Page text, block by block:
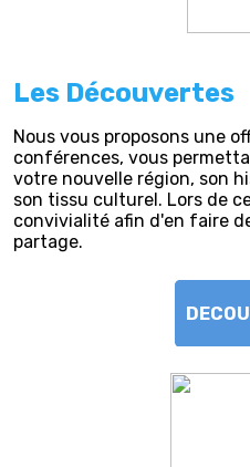
Les Découvertes
Nous vous proposons une
conférences, vous
votre nouvelle région, son
son tissu culturel. Lors de
convivialité afin d'en faire
partage.